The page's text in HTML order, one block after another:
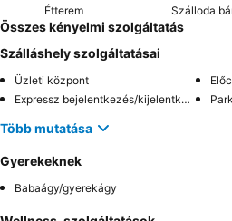
Étterem Szálloda
Összes kényelmi szolgáltatás
Szálláshely szolgáltatásai
Üzleti központ
Expressz bejelentkezés/kijelentkezés
Több mutatása
Gyerekeknek
Babaágy/gyerekágy